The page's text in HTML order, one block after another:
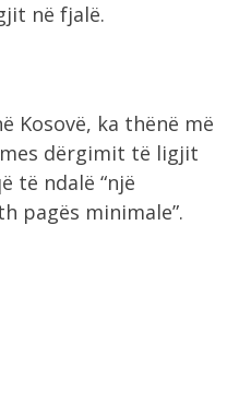
në fjalë.
Kosovë, ka thënë më
dërgimit të ligjit
të ndalë “një
pagës minimale”.